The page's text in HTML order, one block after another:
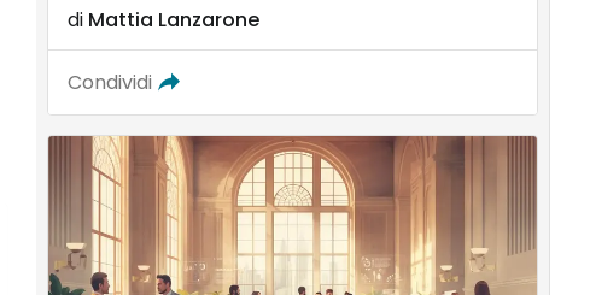
di Mattia Lanzarone
Condividi